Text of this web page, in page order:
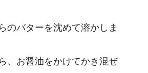
のバターを沈めて溶かしま
、お醤油をかけてかき混ぜ